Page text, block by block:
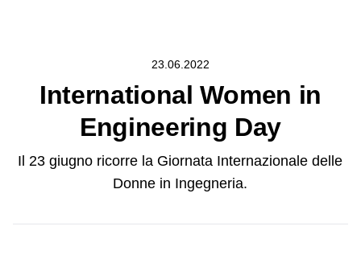
23.06.2022
International Women in
Engineering Day
Il 23 giugno ricorre la Giornata Internazionale delle
Donne in Ingegneria.